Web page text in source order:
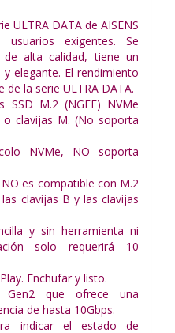
ULTRA DATA de AISENS
exigentes. Se
alta calidad, tiene un
elegante. El rendimiento
de la serie ULTRA DATA.
SSD M.2 (NGFF) NVMe
clavijas M. (No soporta
NVMe, NO soporta
es compatible con M.2
las clavijas B y las clavijas
y sin herramienta ni
solo requerirá 10
Enchufar y listo.
Gen2 que ofrece una
de hasta 10Gbps.
indicar el estado de